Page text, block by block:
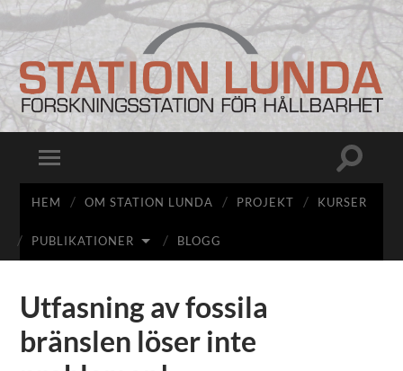
Station
Lunda
Slå
på/av
mobilmeny
Slå
HEM OM STATION LUNDA PROJEKT KURSER
PUBLIKATIONER BLOGG
Utfasning av fossila
bränslen löser inte